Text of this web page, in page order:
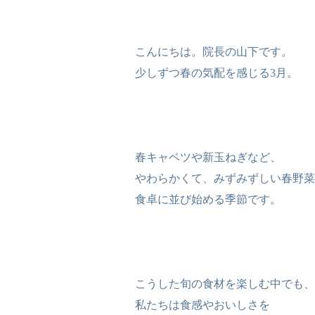
こんにちは。院長の山下です。
少しずつ春の気配を感じる3月。
春キャベツや新玉ねぎなど、
やわらかくて、みずみずしい春野
食卓に並び始める季節です。
こうした旬の食材を楽しむ中でも、
私たちは食感やおいしさを